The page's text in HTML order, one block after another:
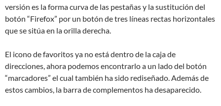
versión es la forma curva de las pestañas y la sustitución del
botón “Firefox” por un botón de tres líneas rectas horizontales
que se sitúa en la orilla derecha.
El icono de favoritos ya no está dentro de la caja de
direcciones, ahora podemos encontrarlo a un lado del botón
“marcadores” el cual también ha sido rediseñado. Además de
estos cambios, la barra de complementos ha desaparecido.